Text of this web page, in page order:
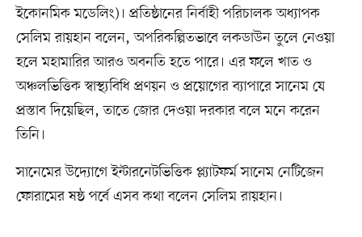
ইকোনমিক মডেলিং)। প্রতিষ্ঠানের নির্বাহী পরিচালক অধ্যাপক
সেলিম রায়হান বলেন, অপরিকল্পিতভাবে লকডাউন তুলে নেওয়া
হলে মহামারির আরও অবনতি হতে পারে। এর ফলে খাত ও
অঞ্চলভিত্তিক স্বাস্থ্যবিধি প্রণয়ন ও প্রয়োগের ব্যাপারে সানেম যে
প্রস্তাব দিয়েছিল, তাতে জোর দেওয়া দরকার বলে মনে করেন
তিনি।
সানেমের উদ্যোগে ইন্টারনেটভিত্তিক প্ল্যাটফর্ম সানেম নেটিজেন
ফোরামের ষষ্ঠ পর্বে এসব কথা বলেন সেলিম রায়হান।